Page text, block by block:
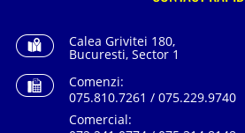
Calea Grivitei 180,
Bucuresti, Sector 1
Comenzi:
075.810.7261 / 075.229.9740
Comercial: